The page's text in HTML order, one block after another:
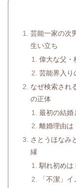
芸能一家の次
生い立ち
偉大な父・
芸能界入り
なぜ検索され
の正体
最初の結婚
離婚理由は
さとうほなみ
縁
馴れ初めは
「不潔」